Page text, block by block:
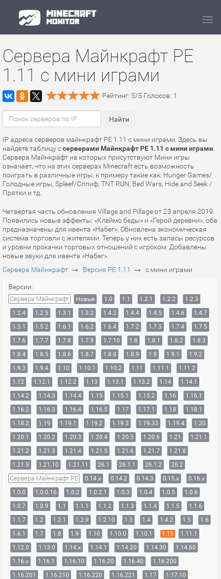
Сервера Майнкрафт PE
1.11 с мини играми
Рейтинг: 5/5 Голосов: 1
IP адреса серверов майнкрафт PE 1.11 с мини играми. Здесь вы
найдете таблицу ссерверами Майнкрафт PE 1.11 с мини играми
Сервера Майнкрафт на которых присутствуют Мини игры
означает, что на этих серверах Minecraft есть возможность
поиграть в различные игры, к примеру такие как: Hunger Games/
Голодные игры, Spleef/Сплиф, TNT RUN, Bed Wars, Hide and Seek /
Прятки и тд.
Четвёртая часть обновления Village and Pillage от 23 апреля 2019.
Появились новые эффекты: «Клеймо беды» и «Герой деревни», оба
предназначены для ивента «Набег». Обновлена экономическая
система торговли с жителями. Теперь у них есть запасы ресурсов
и уровни прокачки торговых отношений с игроком. Добавлены
новые звуки для ивента «Набег».
Сервера Майнкрафт → Версия PE 1.11 → с мини играми
Версии:
Сервера Майнкрафт Новые 1.0 1.1 1.2.1 1.2.2
1.2.3
1.2.4
1.2.5 1.3.1 1.3.2 1.4.2 1.4.4 1.4.5 1.4.6
1.4.7
1.5.1
1.5.2 1.6.1 1.6.2 1.6.4 1.7.2 1.7.3 1.7.4
1.7.5
1.7.6
1.7.7 1.7.8 1.7.9 1.7.10 1.8 1.8.1 1.8.2
1.8.3
1.8.4
1.8.5 1.8.6 1.8.7 1.8.8 1.8.9 1.9 1.9.1
1.9.2
1.9.3
1.9.4 1.10 1.10.1 1.10.2 1.11 1.11.1
1.11.2
1.12
1.12.1 1.12.2 1.13 1.13.1 1.13.2 1.14
1.14.1
1.14.2
1.14.3 1.14.4 1.15 1.15.1 1.15.2 1.16
1.16.1
1.16.2
1.16.3 1.16.4 1.16.5 1.17 1.17.1 1.18
1.18.1
1.18.2
1.19 1.19.1 1.19.2 1.19.3 1.19.33 1.19.4
1.20
1.20.1
1.20.2 1.20.3 1.20.4 1.20.5 1.20.6 1.21
1.21.1
1.21.2
1.21.3 1.21.4 1.21.5 1.21.6 1.21.7
1.21.8
1.21.9
1.21.10 1.21.11 26.1 26.1.1 26.1.2 26.2
Сервера Майнкрафт PE 0.14.x 0.14.2 0.14.3 0.15.x
0.16.x
1.0.0
1.0.0.16 1.0.2 1.0.2.1 1.0.3 1.0.4 1.0.5
1.0.6
1.0.7
1.0.9 1.1 1.1.1 1.1.2 1.1.3 1.1.4 1.1.5
1.1.6
1.1.7
1.2 1.2.1 1.2.9 1.2.10 1.3 1.4 1.4.2 1.5
1.6
1.6.1
1.7 1.8 1.9 1.10 1.10.0 1.10.1 1.11
1.11.1
1.12.0
1.13.0 1.14.x 1.14.1 1.14.20 1.14.30
1.14.60
1.16.x
1.16.1 1.16.10 1.16.20 1.16.40
1.16.200
1.16.201
1.16.210 1.16.220 1.16.221 1.17
1.17.10